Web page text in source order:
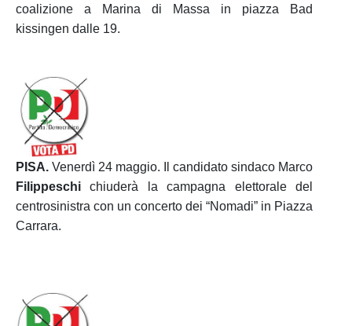
coalizione a Marina di Massa in piazza Bad
kissingen dalle 19.
PISA. Venerdì 24 maggio. Il candidato sindaco Marco
Filippeschi chiuderà la campagna elettorale del
centrosinistra con un concerto dei “Nomadi” in Piazza
Carrara.